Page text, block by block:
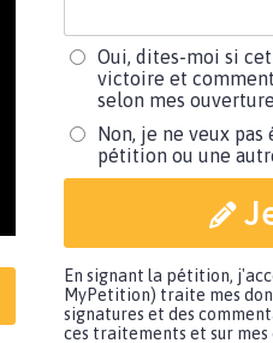
Oui, dites-moi si
victoire et
selon mes
Non, je ne veux
pétition ou une
En signant la pétition,
MyPetition) traite mes
signatures et des
ces traitements et sur mes